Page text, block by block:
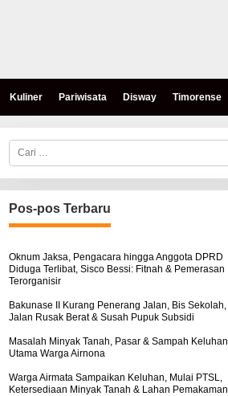
Kuliner Pariwisata Disway Timorense
C
r
i
u
n
u
:
Pos-pos Terbaru
Oknum Jaksa, Pengacara hingga Anggota DPRD
Diduga Terlibat, Sisco Bessi: Fitnah & Pemerasan
Terorganisir
Bakunase II Kurang Penerang Jalan, Bis Sekolah,
Jalan Rusak Berat & Susah Pupuk Subsidi
Masalah Minyak Tanah, Pasar & Sampah Keluhan
Utama Warga Airnona
Warga Airmata Sampaikan Keluhan, Mulai PTSL,
Ketersediaan Minyak Tanah & Lahan Pemakaman